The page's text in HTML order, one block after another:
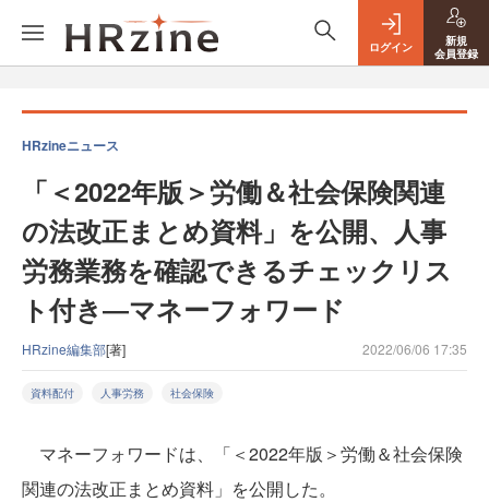
ログイン
新規
会員登録
HRzineニュース
「＜2022年版＞労働＆社会保険関連
の法改正まとめ資料」を公開、人事
労務業務を確認できるチェックリス
ト付き―マネーフォワード
HRzine編集部[著] 2022/06/06 17:35
資料配付 人事労務 社会保険
マネーフォワードは、「＜2022年版＞労働＆社会保険
関連の法改正まとめ資料」を公開した。